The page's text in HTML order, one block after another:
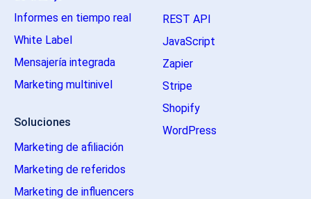
Informes en tiempo real
White Label
Mensajería integrada
Marketing multinivel
Soluciones
Marketing de afiliación
Marketing de referidos
Marketing de influencers
REST API
JavaScript
Zapier
Stripe
Shopify
WordPress